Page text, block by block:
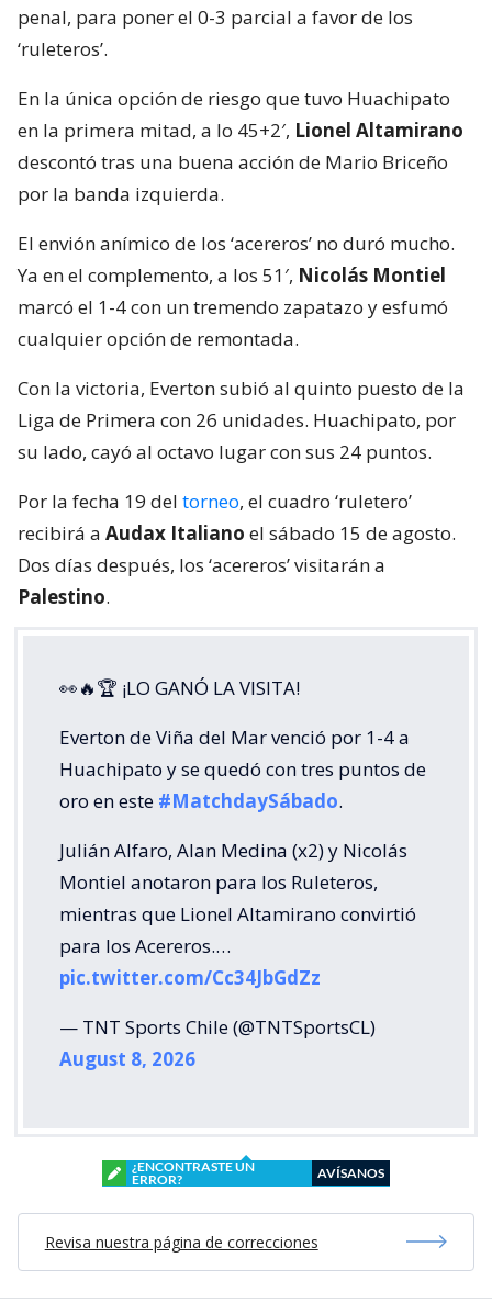
penal, para poner el 0-3 parcial a favor de los
‘ruleteros’.
En la única opción de riesgo que tuvo Huachipato
en la primera mitad, a lo 45+2′, Lionel Altamirano
descontó tras una buena acción de Mario Briceño
por la banda izquierda.
El envión anímico de los ‘acereros’ no duró mucho.
Ya en el complemento, a los 51′, Nicolás Montiel
marcó el 1-4 con un tremendo zapatazo y esfumó
cualquier opción de remontada.
Con la victoria, Everton subió al quinto puesto de la
Liga de Primera con 26 unidades. Huachipato, por
su lado, cayó al octavo lugar con sus 24 puntos.
Por la fecha 19 del torneo, el cuadro ‘ruletero’
recibirá a Audax Italiano el sábado 15 de agosto.
Dos días después, los ‘acereros’ visitarán a
Palestino.
👀🔥🏆 ¡LO GANÓ LA VISITA!
Everton de Viña del Mar venció por 1-4 a
Huachipato y se quedó con tres puntos de
oro en este #MatchdaySábado.
Julián Alfaro, Alan Medina (x2) y Nicolás
Montiel anotaron para los Ruleteros,
mientras que Lionel Altamirano convirtió
para los Acereros.…
pic.twitter.com/Cc34JbGdZz
— TNT Sports Chile (@TNTSportsCL)
August 8, 2026
¿ENCONTRASTE UN
ERROR?
AVÍSANOS
Revisa nuestra página de correcciones